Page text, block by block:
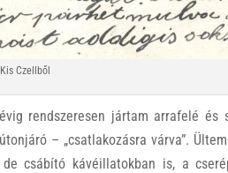
Czellből
rendszeresen jártam arrafelé és
– „csatlakozásra várva”.
csábító kávéillatokban is, a